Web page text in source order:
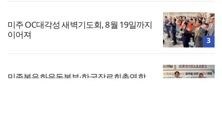
미주 OC대각성 새벽기도회, 8월 19일까지
이어져
3
민족복음화운동본부·한국장로회총연합